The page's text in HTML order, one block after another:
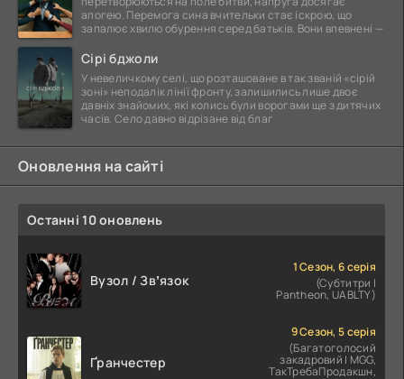
апогею. Перемога сина вчительки стає іскрою, що
запалює хвилю обурення серед батьків. Вони впевнені —
Сірі бджоли
У невеличкому селі, що розташоване в так званій «сірій
зоні» неподалік лінії фронту, залишились лише двоє
давніх знайомих, які колись були ворогами ще з дитячих
часів. Село давно відрізане від благ
Оновлення на сайті
Останні 10 оновлень
Вузол / Звʼязок
1 Сезон, 6 серія
(Субтитри |
Pantheon, UABLTY)
Ґранчестер
9 Сезон, 5 серія
(Багатоголосий
закадровий | MGG,
ТакТребаПродакшн,